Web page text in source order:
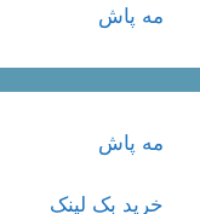
مه پاش
مه پاش
خرید بک لینک